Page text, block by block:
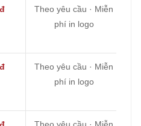
Theo yêu cầu · Miễn
phí in logo
Theo yêu cầu · Miễn
phí in logo